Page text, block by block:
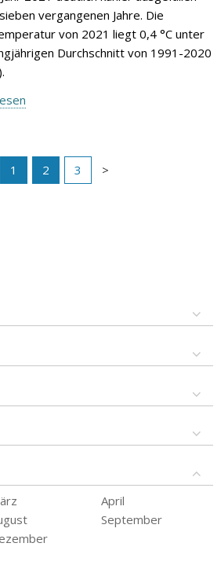
vergangenen Jahre. Die
von 2021 liegt 0,4 °C unter
Durchschnitt von 1991-2020
1 2 3
April
September